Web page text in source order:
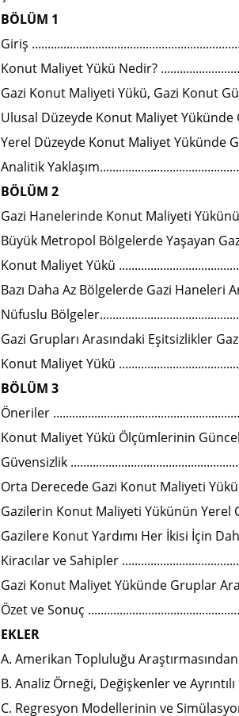
BÖLÜM 1
Giriş
Konut Maliyet Yükü Nedir?
Gazi Konut Maliyeti Yükü, Gazi Konut
Ulusal Düzeyde Konut Maliyet Yükünde
Yerel Düzeyde Konut Maliyet Yükünde
Analitik
BÖLÜM 2
Gazi Hanelerinde Konut Maliyeti
Büyük Metropol Bölgelerde Yaşayan
Konut Maliyet Yükü
Bazı Daha Az Bölgelerde Gazi Haneleri
Nüfuslu
Gazi Grupları Arasındaki Eşitsizlikler
Konut Maliyet Yükü
BÖLÜM 3
Öneriler
Konut Maliyet Yükü Ölçümlerinin
Güvensizlik
Orta Derecede Gazi Konut Maliyeti
Gazilerin Konut Maliyeti Yükünün Yerel
Gazilere Konut Yardımı Her İkisi İçin
Kiracılar ve Sahipler
Gazi Konut Maliyet Yükünde Gruplar
Özet ve Sonuç
EKLER
A. Amerikan Topluluğu Araştırmasından
B. Analiz Örneği, Değişkenler ve
C. Regresyon Modellerinin ve